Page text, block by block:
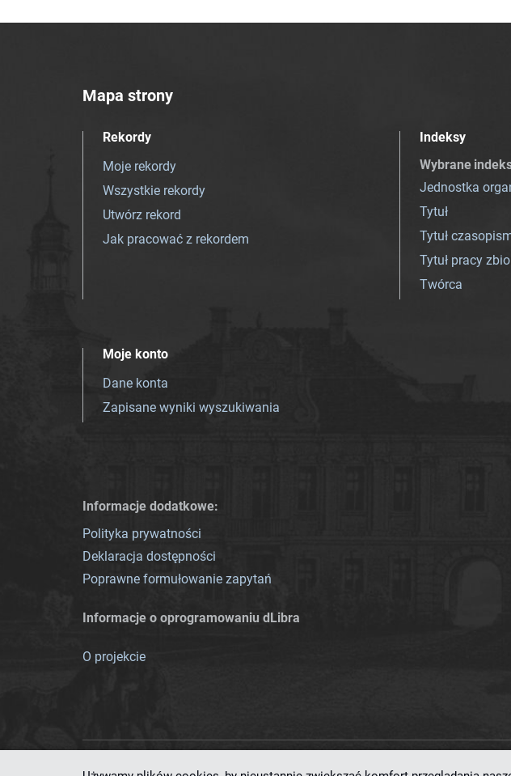
Mapa strony
Rekordy
Moje rekordy
Wszystkie rekordy
Utwórz rekord
Jak pracować z rekordem
Indeksy
Wybrane
Jednostka
Tytuł
Tytuł
Tytuł pracy
Twórca
Moje konto
Dane konta
Zapisane wyniki wyszukiwania
Informacje dodatkowe:
Polityka prywatności
Deklaracja dostępności
Poprawne formułowanie zapytań
Informacje o oprogramowaniu dLibra
O projekcie